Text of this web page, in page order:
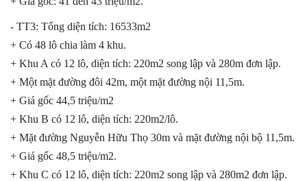
- TT3: Tổng diện tích: 16533m2
+ Có 48 lô chia làm 4 khu.
+ Khu A có 12 lô, diện tích: 220m2 song lập và 280m đơn lập.
+ Một mặt đường đôi 42m, một mặt đường nội 11,5m.
+ Giá gốc 44,5 triệu/m2
+ Khu B có 12 lô, diện tích: 220m2/lô.
+ Mặt đường Nguyễn Hữu Thọ 30m và mặt đường nội bộ 11,5m.
+ Giá gốc 48,5 triệu/m2.
+ Khu C có 12 lô, diện tích: 220m2 song lập và 280m2 đơn lập.